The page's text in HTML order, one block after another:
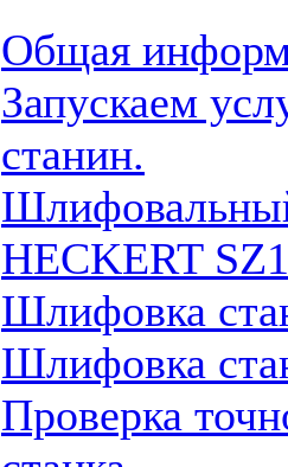
Общая
Запускаем
станин.
HECKERT
Шлифовка
Шлифовка
Проверка